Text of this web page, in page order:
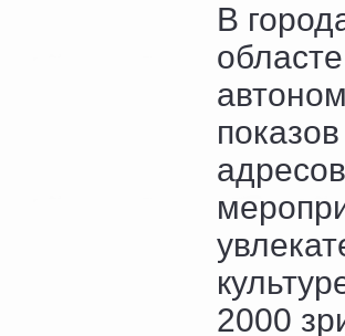
В
2000